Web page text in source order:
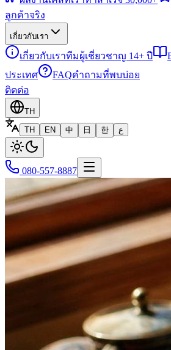
ลูกค้าจริง
เกี่ยวกับเรา
เกี่ยวกับเราทีมผู้เชี่ยวชาญ 14+ ปี
ประเทศ
FAQคำถามที่พบบ่อย
ติดต่อ
TH
TH
EN 中 日 한 ع
080-557-8887